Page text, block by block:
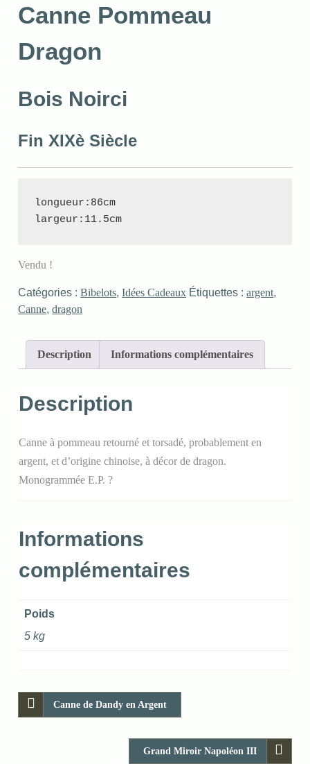
Canne Pommeau
Dragon
Bois Noirci
Fin XIXè Siècle
longueur:86cm
largeur:11.5cm
Vendu !
Catégories :Bibelots,Idées Cadeaux Étiquettes :argent,
Canne,dragon
Description Informations complémentaires
Description
Canne à pommeau retourné et torsadé, probablement en
argent, et d’origine chinoise, à décor de dragon.
Monogrammée E.P. ?
Informations
complémentaires
Poids
5 kg
Canne de Dandy en Argent
Grand Miroir Napoléon III